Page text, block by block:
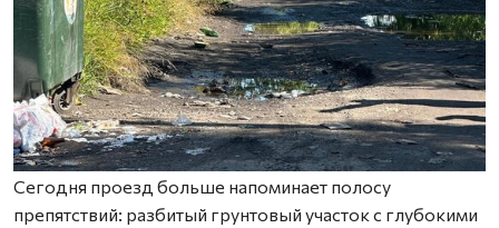
Сегодня проезд больше напоминает полосу
препятствий: разбитый грунтовый участок с глубокими